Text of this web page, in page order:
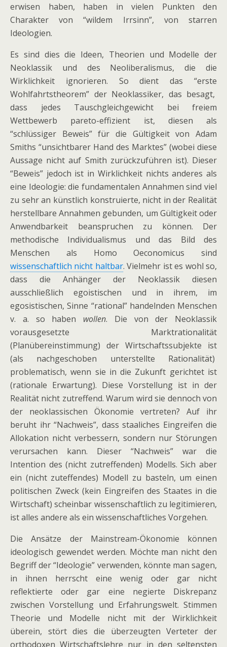
erwisen haben, haben in vielen Punkten den
Charakter von “wildem Irrsinn”, von starren
Ideologien.
Es sind dies die Ideen, Theorien und Modelle der
Neoklassik und des Neoliberalismus, die die
Wirklichkeit ignorieren. So dient das “erste
Wohlfahrtstheorem” der Neoklassiker, das besagt,
dass jedes Tauschgleichgewicht bei freiem
Wettbewerb pareto-effizient ist, diesen als
“schlüssiger Beweis” für die Gültigkeit von Adam
Smiths “unsichtbarer Hand des Marktes” (wobei diese
Aussage nicht auf Smith zurückzuführen ist). Dieser
“Beweis” jedoch ist in Wirklichkeit nichts anderes als
eine Ideologie: die fundamentalen Annahmen sind viel
zu sehr an künstlich konstruierte, nicht in der Realität
herstellbare Annahmen gebunden, um Gültigkeit oder
Anwendbarkeit beanspruchen zu können. Der
methodische Individualismus und das Bild des
Menschen als Homo Oeconomicus sind
wissenschaftlich nicht haltbar. Vielmehr ist es wohl so,
dass die Anhänger der Neoklassik diesen
ausschließlich egoistischen und in ihrem, im
egosistischen, Sinne “rational” handelnden Menschen
v. a. so haben wollen. Die von der Neoklassik
vorausgesetzte Marktrationalität
(Planübereinstimmung) der Wirtschaftssubjekte ist
(als nachgeschoben unterstellte Rationalität)
problematisch, wenn sie in die Zukunft gerichtet ist
(rationale Erwartung). Diese Vorstellung ist in der
Realität nicht zutreffend. Warum wird sie dennoch von
der neoklassischen Ökonomie vertreten? Auf ihr
beruht ihr “Nachweis”, dass staaliches Eingreifen die
Allokation nicht verbessern, sondern nur Störungen
verursachen kann. Dieser “Nachweis” war die
Intention des (nicht zutreffenden) Modells. Sich aber
ein (nicht zuteffendes) Modell zu basteln, um einen
politischen Zweck (kein Eingreifen des Staates in die
Wirtschaft) scheinbar wissenschaftlich zu legitimieren,
ist alles andere als ein wissenschaftliches Vorgehen.
Die Ansätze der Mainstream-Ökonomie können
ideologisch gewendet werden. Möchte man nicht den
Begriff der “Ideologie” verwenden, könnte man sagen,
in ihnen herrscht eine wenig oder gar nicht
reflektierte oder gar eine negierte Diskrepanz
zwischen Vorstellung und Erfahrungswelt. Stimmen
Theorie und Modelle nicht mit der Wirklichkeit
überein, stört dies die überzeugten Verteter der
orthodoxen Wirtschaftslehre nur in den seltensten